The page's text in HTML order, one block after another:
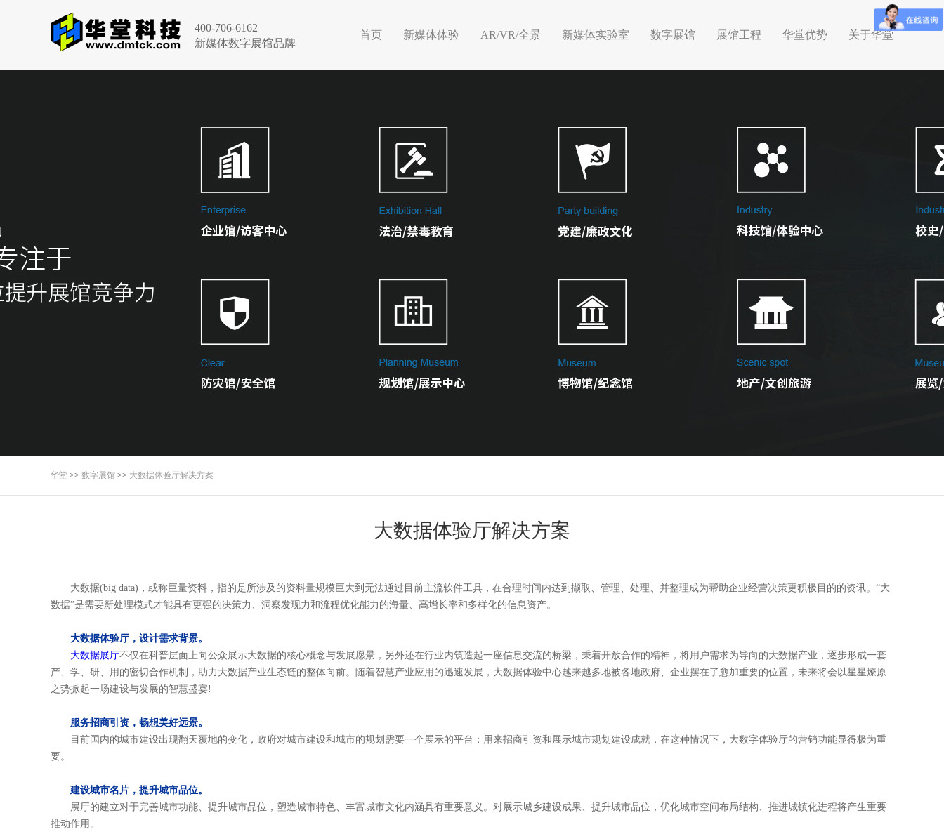
400-706-6162
新媒体数字展馆品牌
首页
新媒体体验
AR/VR/全景
新媒体实验室
数字展馆
展馆工程
华堂优势
关于华堂
华堂 >> 数字展馆 >> 大数据体验厅解决方案
大数据体验厅解决方案
大数据(big data)，或称巨量资料，指的是所涉及的资料量规模巨大到无法通过目前主流软件工具，在合理时间内达到撷取、管理、处理、并整理成为帮助企业经营决策更积极目的的资讯。“大
数据”是需要新处理模式才能具有更强的决策力、洞察发现力和流程优化能力的海量、高增长率和多样化的信息资产。
大数据体验厅，设计需求背景。
大数据展厅不仅在科普层面上向公众展示大数据的核心概念与发展愿景，另外还在行业内筑造起一座信息交流的桥梁，秉着开放合作的精神，将用户需求为导向的大数据产业，逐步形成一套
产、学、研、用的密切合作机制，助力大数据产业生态链的整体向前。随着智慧产业应用的迅速发展，大数据体验中心越来越多地被各地政府、企业摆在了愈加重要的位置，未来将会以星星燎原
之势掀起一场建设与发展的智慧盛宴!
服务招商引资，畅想美好远景。
目前国内的城市建设出现翻天覆地的变化，政府对城市建设和城市的规划需要一个展示的平台；用来招商引资和展示城市规划建设成就，在这种情况下，大数字体验厅的营销功能显得极为重
要。
建设城市名片，提升城市品位。
展厅的建立对于完善城市功能、提升城市品位，塑造城市特色、丰富城市文化内涵具有重要意义。对展示城乡建设成果、提升城市品位，优化城市空间布局结构、推进城镇化进程将产生重要
推动作用。